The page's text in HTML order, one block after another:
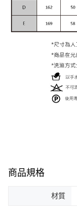
商品規格
材質